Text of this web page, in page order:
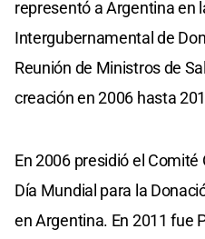
representó a Argentina en
Intergubernamental de
Reunión de Ministros de
creación en 2006 hasta
En 2006 presidió el
Día Mundial para la
en Argentina. En 2011 fue